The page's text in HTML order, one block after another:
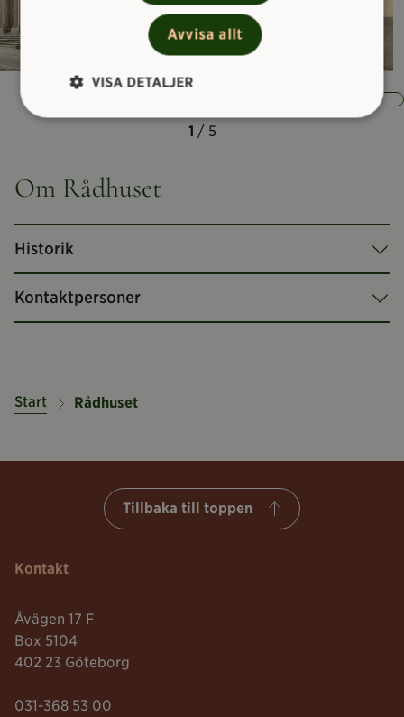
1 / 5
Om Rådhuset
Historik
Kontaktpersoner
Start Rådhuset
Tillbaka till toppen
Kontakt
Åvägen 17 F
Box 5104
402 23 Göteborg
Telefonnummer:
031-368 53 00
Avvisa allt
VISA DETALJER